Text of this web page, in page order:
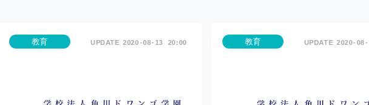
教育 2020 08 13 20:00 教育 2020 08